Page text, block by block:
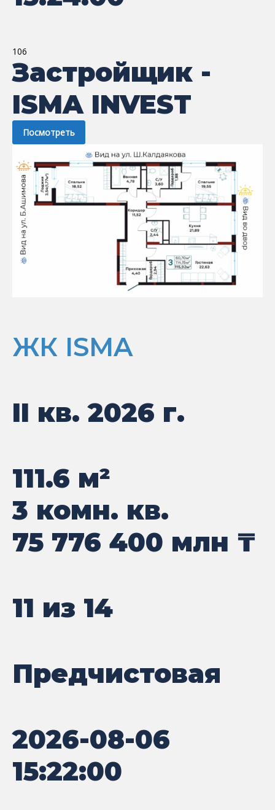
106
Застройщик -
ISMA INVEST
Посмотреть
ЖК ISMA
II кв. 2026 г.
111.6 м²
3 комн. кв.
75 776 400 млн ₸
11 из 14
Предчистовая
2026-08-06
15:22:00